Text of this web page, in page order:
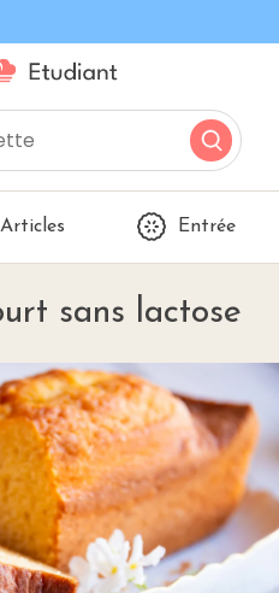
Articles Entrée
sans lactose